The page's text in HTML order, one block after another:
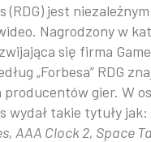
(RDG) jest
Nagrodzony w
się firma
„Forbesa” RDG
producentów gier. W
wydał takie tytuły jak:
AAA Clock 2, Space